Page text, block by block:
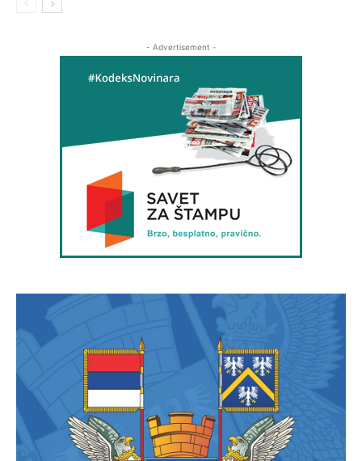
- Advertisement -